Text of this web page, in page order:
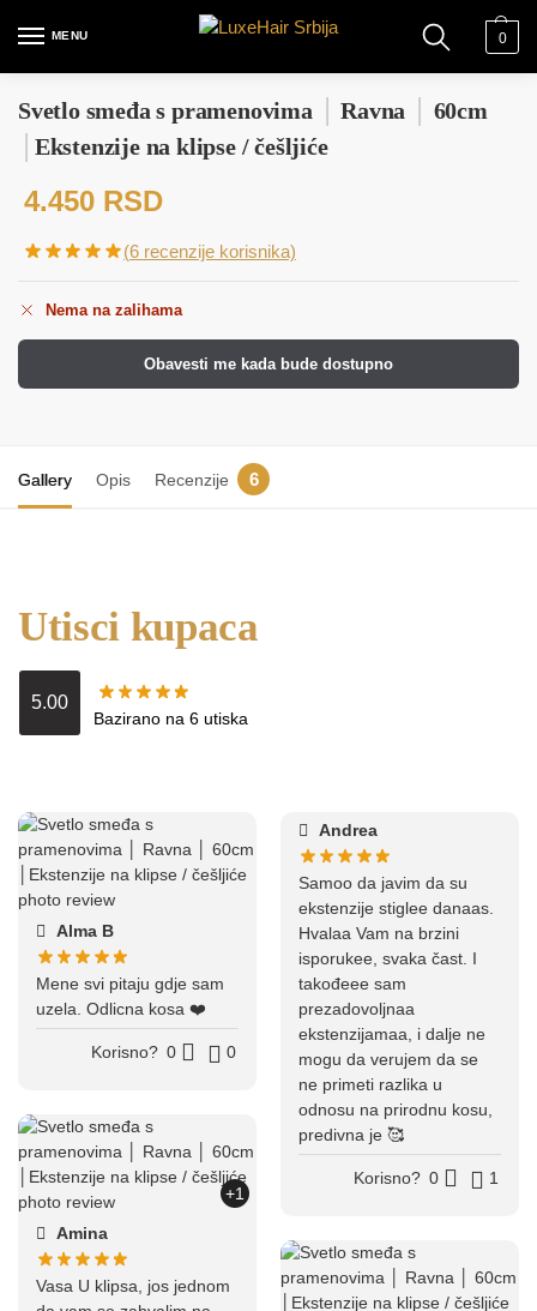
MENU 0
Svetlo smeđa s pramenovima Ravna
60cm
Ekstenzije na klipse / češljiće
4.450 RSD
(6 recenzije korisnika)
Nema na zalihama
Obavesti me kada bude dostupno
Gallery Opis Recenzije 6
Utisci kupaca
5.00
Bazirano na 6 utiska
Alma B
Mene svi pitaju gdje sam
uzela. Odlicna kosa ❤️
Korisno? 0 0
Andrea
Samoo da javim da su
ekstenzije stiglee danaas.
Hvalaa Vam na brzini
isporukee, svaka čast. I
takođeee sam
prezadovoljnaa
ekstenzijamaa, i dalje ne
mogu da verujem da se
ne primeti razlika u
odnosu na prirodnu kosu,
predivna je 🥰
Korisno? 0
1
+1
Amina
Vasa U klipsa, jos jednom